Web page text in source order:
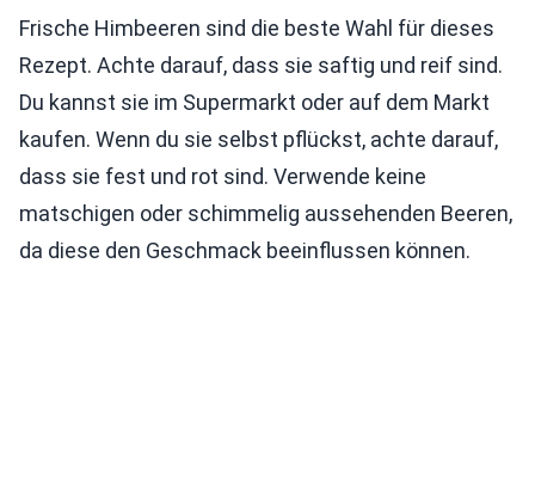
Frische Himbeeren sind die beste Wahl für dieses
Rezept. Achte darauf, dass sie saftig und reif sind.
Du kannst sie im Supermarkt oder auf dem Markt
kaufen. Wenn du sie selbst pflückst, achte darauf,
dass sie fest und rot sind. Verwende keine
matschigen oder schimmelig aussehenden Beeren,
da diese den Geschmack beeinflussen können.